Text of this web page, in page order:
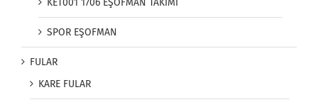
KET001 1706 EŞOFMAN TAKIMI
SPOR EŞOFMAN
FULAR
KARE FULAR